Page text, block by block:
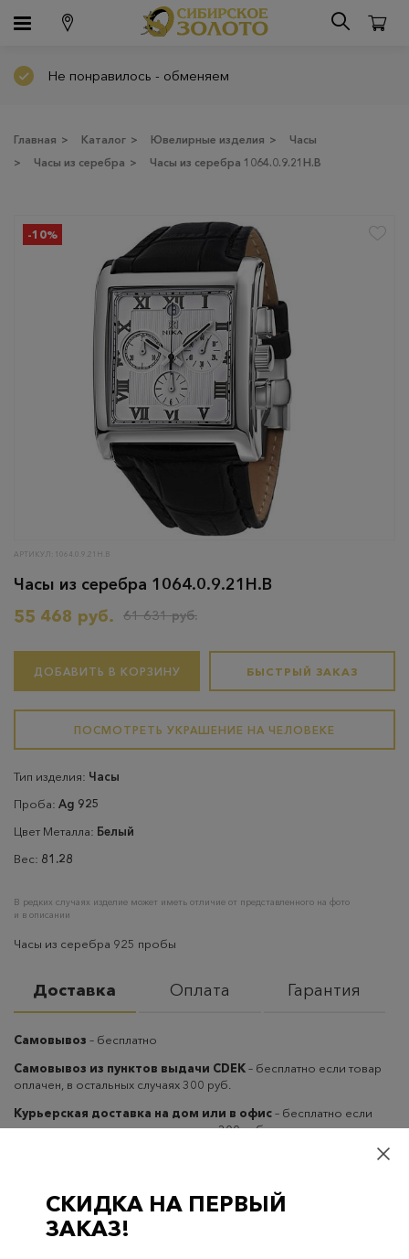
Не понравилось - обменяем
Главная > Каталог > Ювелирные изделия >
Часы
>
Часы из серебра > Часы из серебра 1064.0.9.21H.B
-10%
АРТИКУЛ: 1064.0.9.21H.B
Часы из серебра 1064.0.9.21H.B
55 468 руб.
61 631 руб.
ДОБАВИТЬ В КОРЗИНУ БЫСТРЫЙ ЗАКАЗ
ПОСМОТРЕТЬ УКРАШЕНИЕ НА ЧЕЛОВЕКЕ
Тип изделия: Часы
Проба: Ag 925
Цвет Металла: Белый
Вес: 81.28
В редких случаях изделие может иметь отличие от представленного на фото
и в описании
Часы из серебра 925 пробы
Доставка Оплата Гарантия
Самовывоз – бесплатно
Самовывоз из пунктов выдачи CDEK– бесплатно если товар
оплачен, в остальных случаях 300 руб.
Курьерская доставка на дом или в офис– бесплатно если
товар оплачен, в остальных случаях 300 руб.
Проверьте наличие в магазинах
СКИДКА НА ПЕРВЫЙ
ЗАКАЗ!